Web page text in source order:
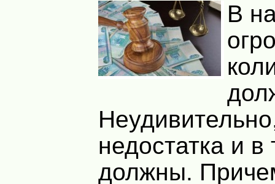
В
недостатка и в
должны.